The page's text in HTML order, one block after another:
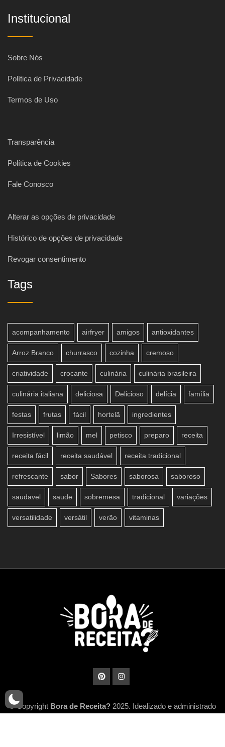
Institucional
Sobre Nós
Política de Privacidade
Termos de Uso
Transparência
Política de Cookies
Fale Conosco
Alterar as opções de privacidade
Histórico de opções de privacidade
Revogar consentimento
Tags
acompanhamento airfryer amigos antioxidantes
Arroz Branco churrasco cozinha cremoso
criatividade crocante culinária culinária brasileira
culinária italiana deliciosa Delicioso delícia família
festas frutas fácil hortelã ingredientes
Irresistível limão mel petisco preparo receita
receita fácil receita saudável receita tradicional
refrescante sabor Sabores saborosa saboroso
saudavel saude sobremesa tradicional variações
versatilidade versátil verão vitaminas
© Copyright Bora de Receita? 2025. Idealizado e administrado